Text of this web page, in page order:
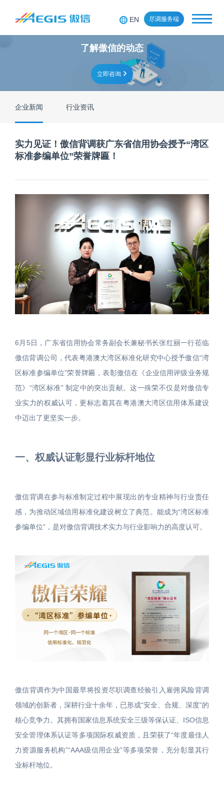
EN 尽调服务端
了解傲信的动态
立即咨询
企业新闻 行业资讯
实力见证！傲信背调获广东省信用协会授予“湾区
标准参编单位”荣誉牌匾！
6月5日，广东省信用协会常务副会长兼秘书长张红丽一行莅临
傲信背调公司，代表粤港澳大湾区标准化研究中心授予傲信“湾
区标准参编单位”荣誉牌匾，表彰傲信在《企业信用评级业务规
范》“湾区标准” 制定中的突出贡献。这一殊荣不仅是对傲信专
业实力的权威认可，更标志着其在粤港澳大湾区信用体系建设
中迈出了更坚实一步。
一、权威认证彰显行业标杆地位
傲信背调在参与标准制定过程中展现出的专业精神与行业责任
感，为推动区域信用标准化建设树立了典范。能成为“湾区标准
参编单位”，是对傲信背调技术实力与行业影响力的高度认可。
傲信背调作为中国最早将投资尽职调查经验引入雇佣风险背调
领域的创新者，深耕行业十余年，已形成“安全、合规、深度”的
核心竞争力。其拥有国家信息系统安全三级等保认证、ISO信息
安全管理体系认证等多项国际权威资质，且荣获了“年度最佳人
力资源服务机构”“AAA级信用企业”等多项荣誉，充分彰显其行
业标杆地位。